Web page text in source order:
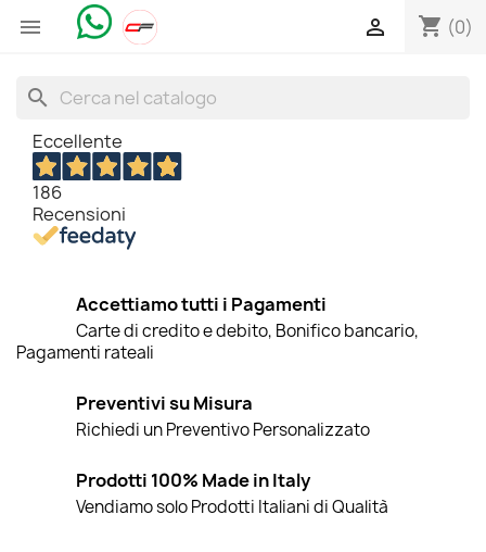
 shopping_cart (0)

search
Eccellente
186
Recensioni
Accettiamo tutti i Pagamenti
Carte di credito e debito, Bonifico bancario,
Pagamenti rateali
Preventivi su Misura
Richiedi un Preventivo Personalizzato
Prodotti 100% Made in Italy
Vendiamo solo Prodotti Italiani di Qualità